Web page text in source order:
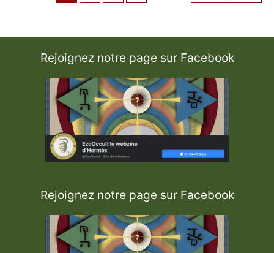
Rejoignez notre page sur Facebook
Rejoignez notre page sur Facebook